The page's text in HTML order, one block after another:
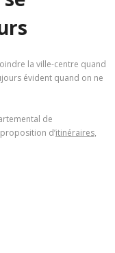
la ville-centre quand
évident quand on ne
de
d’itinéraires,